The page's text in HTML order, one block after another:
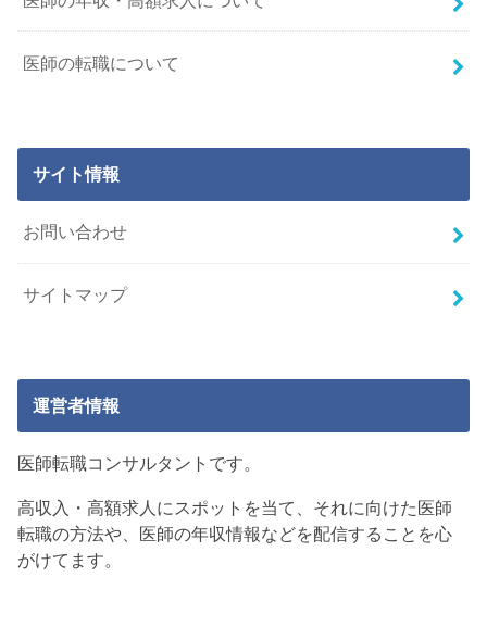
医師の転職について
サイト情報
お問い合わせ
サイトマップ
運営者情報
医師転職コンサルタントです。
高収入・高額求人にスポットを当て、それに向けた医師
転職の方法や、医師の年収情報などを配信することを心
がけてます。